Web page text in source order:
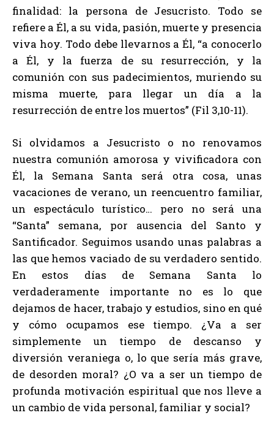
finalidad: la persona de Jesucristo. Todo se
refiere a Él, a su vida, pasión, muerte y presencia
viva hoy. Todo debe llevarnos a Él, “a conocerlo
a Él, y la fuerza de su resurrección, y la
comunión con sus padecimientos, muriendo su
misma muerte, para llegar un día a la
resurrección de entre los muertos” (Fil 3,10-11).
Si olvidamos a Jesucristo o no renovamos
nuestra comunión amorosa y vivificadora con
Él, la Semana Santa será otra cosa, unas
vacaciones de verano, un reencuentro familiar,
un espectáculo turístico… pero no será una
“Santa” semana, por ausencia del Santo y
Santificador. Seguimos usando unas palabras a
las que hemos vaciado de su verdadero sentido.
En estos días de Semana Santa lo
verdaderamente importante no es lo que
dejamos de hacer, trabajo y estudios, sino en qué
y cómo ocupamos ese tiempo. ¿Va a ser
simplemente un tiempo de descanso y
diversión veraniega o, lo que sería más grave,
de desorden moral? ¿O va a ser un tiempo de
profunda motivación espiritual que nos lleve a
un cambio de vida personal, familiar y social?